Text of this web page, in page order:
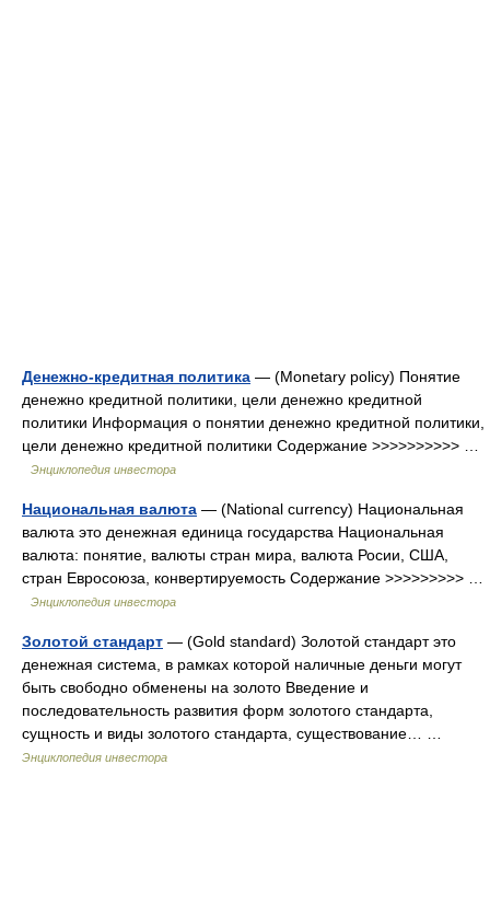
Денежно-кредитная политика — (Monetary policy) Понятие
денежно кредитной политики, цели денежно кредитной
политики Информация о понятии денежно кредитной политики,
цели денежно кредитной политики Содержание >>>>>>>>>> …
Энциклопедия инвестора
Национальная валюта — (National currency) Национальная
валюта это денежная единица государства Национальная
валюта: понятие, валюты стран мира, валюта Росии, США,
стран Евросоюза, конвертируемость Содержание >>>>>>>>> …
Энциклопедия инвестора
Золотой стандарт — (Gold standard) Золотой стандарт это
денежная система, в рамках которой наличные деньги могут
быть свободно обменены на золото Введение и
последовательность развития форм золотого стандарта,
сущность и виды золотого стандарта, существование… …
Энциклопедия инвестора